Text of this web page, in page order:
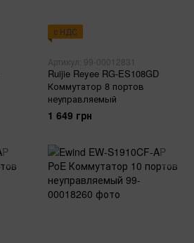
с НДС
Артикул: 99-00012831
Ruijie Reyee RG-ES108GD
Коммутатор 8 портов
неуправляемый
1 649 грн